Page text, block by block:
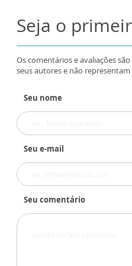
Seja o
Os comentários e avaliações
seus autores e não
Seu nome
Seu e-mail
Seu comentário